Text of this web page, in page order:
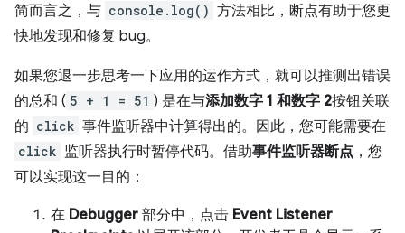
简而言之，与 console.log() 方法相比，断点有助于您更
快地发现和修复 bug。
如果您退一步思考一下应用的运作方式，就可以推测出错误
的总和 ( 5 + 1 = 51 ) 是在与添加数字 1 和数字 2按钮关联
的 click 事件监听器中计算得出的。因此，您可能需要在
click 监听器执行时暂停代码。借助事件监听器断点 ，您
可以实现这一目的：
在 Debugger 部分中，点击 Event Listener